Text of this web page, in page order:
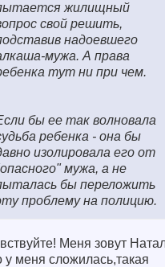
жилищный
свой решить,
надоевшего
мужа. А права
тут ни при чем.
бы ее так волновала
ребенка - она бы
изолировала его от
мужа, а не
бы переложить
проблему на полицию.
Меня зовут
у меня сложилась,такая